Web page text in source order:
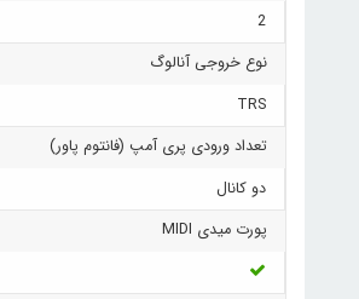
2
نوع خروجی آنالوگ
TRS
تعداد ورودی پری آمپ (فانتوم پاور)
دو کانال
پورت میدی MIDI